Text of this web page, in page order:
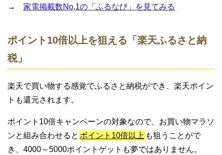
→ 家電掲載数No,1の「ふるなび」を見てみる
ポイント10倍以上を狙える「楽天ふるさと納
税」
楽天で買い物する感覚でふるさと納税ができ、楽天ポイン
トも還元されます。
ポイント10倍キャンペーンの対象なので、お買い物マラソ
ンと組み合わせると ポイント10倍以上 も狙うことがで
き、4000～5000ポイントゲットも夢ではありません。